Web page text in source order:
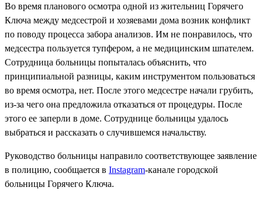
Во время планового осмотра одной из жительниц Горячего
Ключа между медсестрой и хозяевами дома возник конфликт
по поводу процесса забора анализов. Им не понравилось, что
медсестра пользуется тупфером, а не медицинским шпателем.
Сотрудница больницы попыталась объяснить, что
принципиальной разницы, каким инструментом пользоваться
во время осмотра, нет. После этого медсестре начали грубить,
из-за чего она предложила отказаться от процедуры. После
этого ее заперли в доме. Сотруднице больницы удалось
выбраться и рассказать о случившемся начальству.
Руководство больницы направило соответствующее заявление
в полицию, сообщается в Instagram-канале городской
больницы Горячего Ключа.